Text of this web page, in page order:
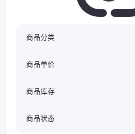
商品分类
商品单价
商品库存
商品状态